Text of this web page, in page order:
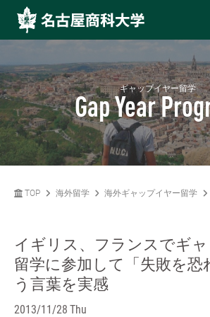
ギャップイヤー留学
Gap Year
TOP 海外留学 海外ギャップイヤー留学
イギリス、フランスでギ
留学に参加して「失敗を恐
う言葉を実感
2013/11/28 Thu